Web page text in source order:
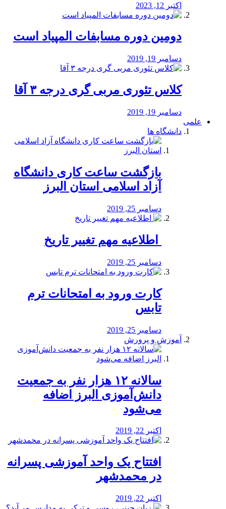
اکتبر 12, 2023
دومین دوره مسابفات المپیاد است
دسامبر 19, 2019
کلاس تئوری مربی گری درجه ۳ آقا
دسامبر 19, 2019
علمی
دانشگاه ها
بازگشت ساعت کاری دانشگاه
آزاد اسلامی استان البرز
دسامبر 25, 2019
️ اطلاعیه مهم تغییر تاریخ
دسامبر 25, 2019
کارت ورود به امتحانات ترم
تابس
دسامبر 25, 2019
آموزش و پرورش
️سالانه ۱۲ هزار نفر به جمعیت
دانش‌آموزی البرز اضافه
می‌شود
اکتبر 22, 2019
افتتاح یک واحد آموزشی پسرانه
در محمدشهر
اکتبر 22, 2019